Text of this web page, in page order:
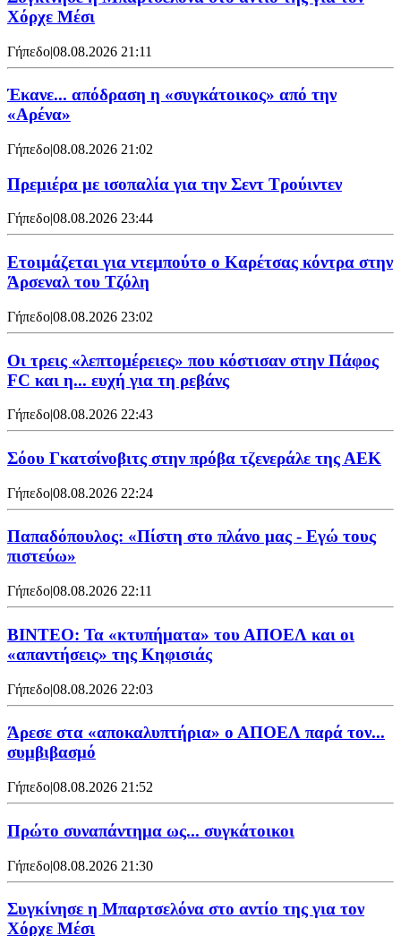
Χόρχε Μέσι
Γήπεδο|08.08.2026 21:11
Έκανε... απόδραση η «συγκάτοικος» από την
«Αρένα»
Γήπεδο|08.08.2026 21:02
Πρεμιέρα με ισοπαλία για την Σεντ Τρούιντεν
Γήπεδο|08.08.2026 23:44
Ετοιμάζεται για ντεμπούτο ο Καρέτσας κόντρα στην
Άρσεναλ του Τζόλη
Γήπεδο|08.08.2026 23:02
Οι τρεις «λεπτομέρειες» που κόστισαν στην Πάφος
FC και η... ευχή για τη ρεβάνς
Γήπεδο|08.08.2026 22:43
Σόου Γκατσίνοβιτς στην πρόβα τζενεράλε της ΑΕΚ
Γήπεδο|08.08.2026 22:24
Παπαδόπουλος: «Πίστη στο πλάνο μας - Εγώ τους
πιστεύω»
Γήπεδο|08.08.2026 22:11
ΒΙΝΤΕΟ: Τα «κτυπήματα» του ΑΠΟΕΛ και οι
«απαντήσεις» της Κηφισιάς
Γήπεδο|08.08.2026 22:03
Άρεσε στα «αποκαλυπτήρια» ο ΑΠΟΕΛ παρά τον...
συμβιβασμό
Γήπεδο|08.08.2026 21:52
Πρώτο συναπάντημα ως... συγκάτοικοι
Γήπεδο|08.08.2026 21:30
Συγκίνησε η Μπαρτσελόνα στο αντίο της για τον
Χόρχε Μέσι